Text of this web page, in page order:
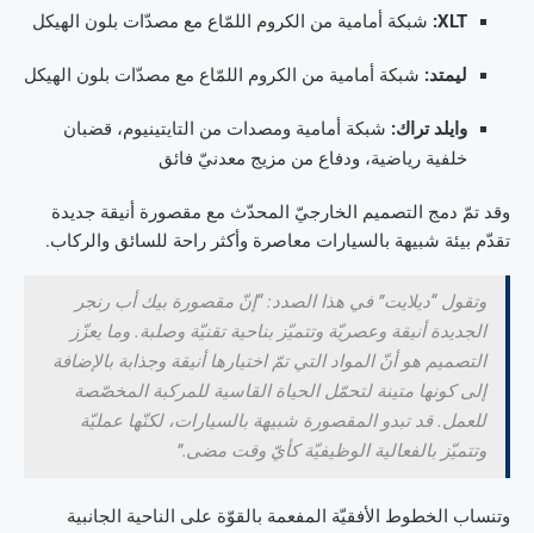
XLT
: شبكة أمامية من الكروم اللمّاع مع مصدّات بلون الهيكل
ليمتد: شبكة أمامية من الكروم اللمّاع مع مصدّات بلون الهيكل
وايلد تراك: شبكة أمامية ومصدات من التايتينيوم، قضبان
خلفية رياضية، ودفاع من مزيج معدنيّ فائق
وقد تمّ دمج التصميم الخارجيّ المحدّث مع مقصورة أنيقة جديدة
تقدّم بيئة شبيهة بالسيارات معاصرة وأكثر راحة للسائق والركاب.
وتقول “ديلايت” في هذا الصدد: “إنّ مقصورة بيك أب رنجر
الجديدة أنيقة وعصريّة وتتميّز بناحية تقنيّة وصلبة. وما يعزّز
التصميم هو أنّ المواد التي تمّ اختيارها أنيقة وجذابة بالإضافة
إلى كونها متينة لتحمّل الحياة القاسية للمركبة المخصّصة
للعمل. قد تبدو المقصورة شبيهة بالسيارات، لكنّها عمليّة
وتتميّز بالفعالية الوظيفيّة كأيّ وقت مضى.”
وتنساب الخطوط الأفقيّة المفعمة بالقوّة على الناحية الجانبية